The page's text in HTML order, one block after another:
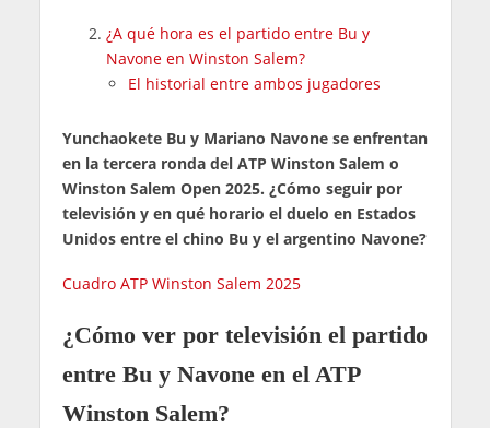
¿A qué hora es el partido entre Bu y
Navone en Winston Salem?
El historial entre ambos jugadores
Yunchaokete Bu y Mariano Navone se enfrentan
en la tercera ronda del ATP Winston Salem o
Winston Salem Open 2025. ¿Cómo seguir por
televisión y en qué horario el duelo en Estados
Unidos entre el chino Bu y el argentino Navone?
Cuadro ATP Winston Salem 2025
¿Cómo ver por televisión el partido
entre Bu y Navone en el ATP
Winston Salem?